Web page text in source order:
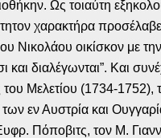
Ως τοιαύτη
χαρακτήρα
Νικολάου οικίσκον με
διαλέγωνται”. Και
Μελετίου (1734-1752),
εν Αυστρία και
Πόποβιτς, τον Μ.